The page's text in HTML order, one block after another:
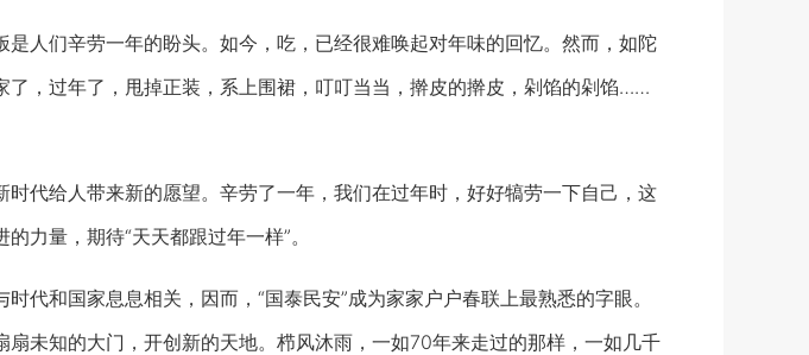
们辛劳一年的盼头。如今，吃，已经很难唤起对年味的回忆。然而，如陀
，过年了，甩掉正装，系上围裙，叮叮当当，擀皮的擀皮，剁馅的剁馅……
给人带来新的愿望。辛劳了一年，我们在过年时，好好犒劳一下自己，这
力量，期待“天天都跟过年一样”。
和国家息息相关，因而，“国泰民安”成为家家户户春联上最熟悉的字眼。
未知的大门，开创新的天地。栉风沐雨，一如70年来走过的那样，一如几千